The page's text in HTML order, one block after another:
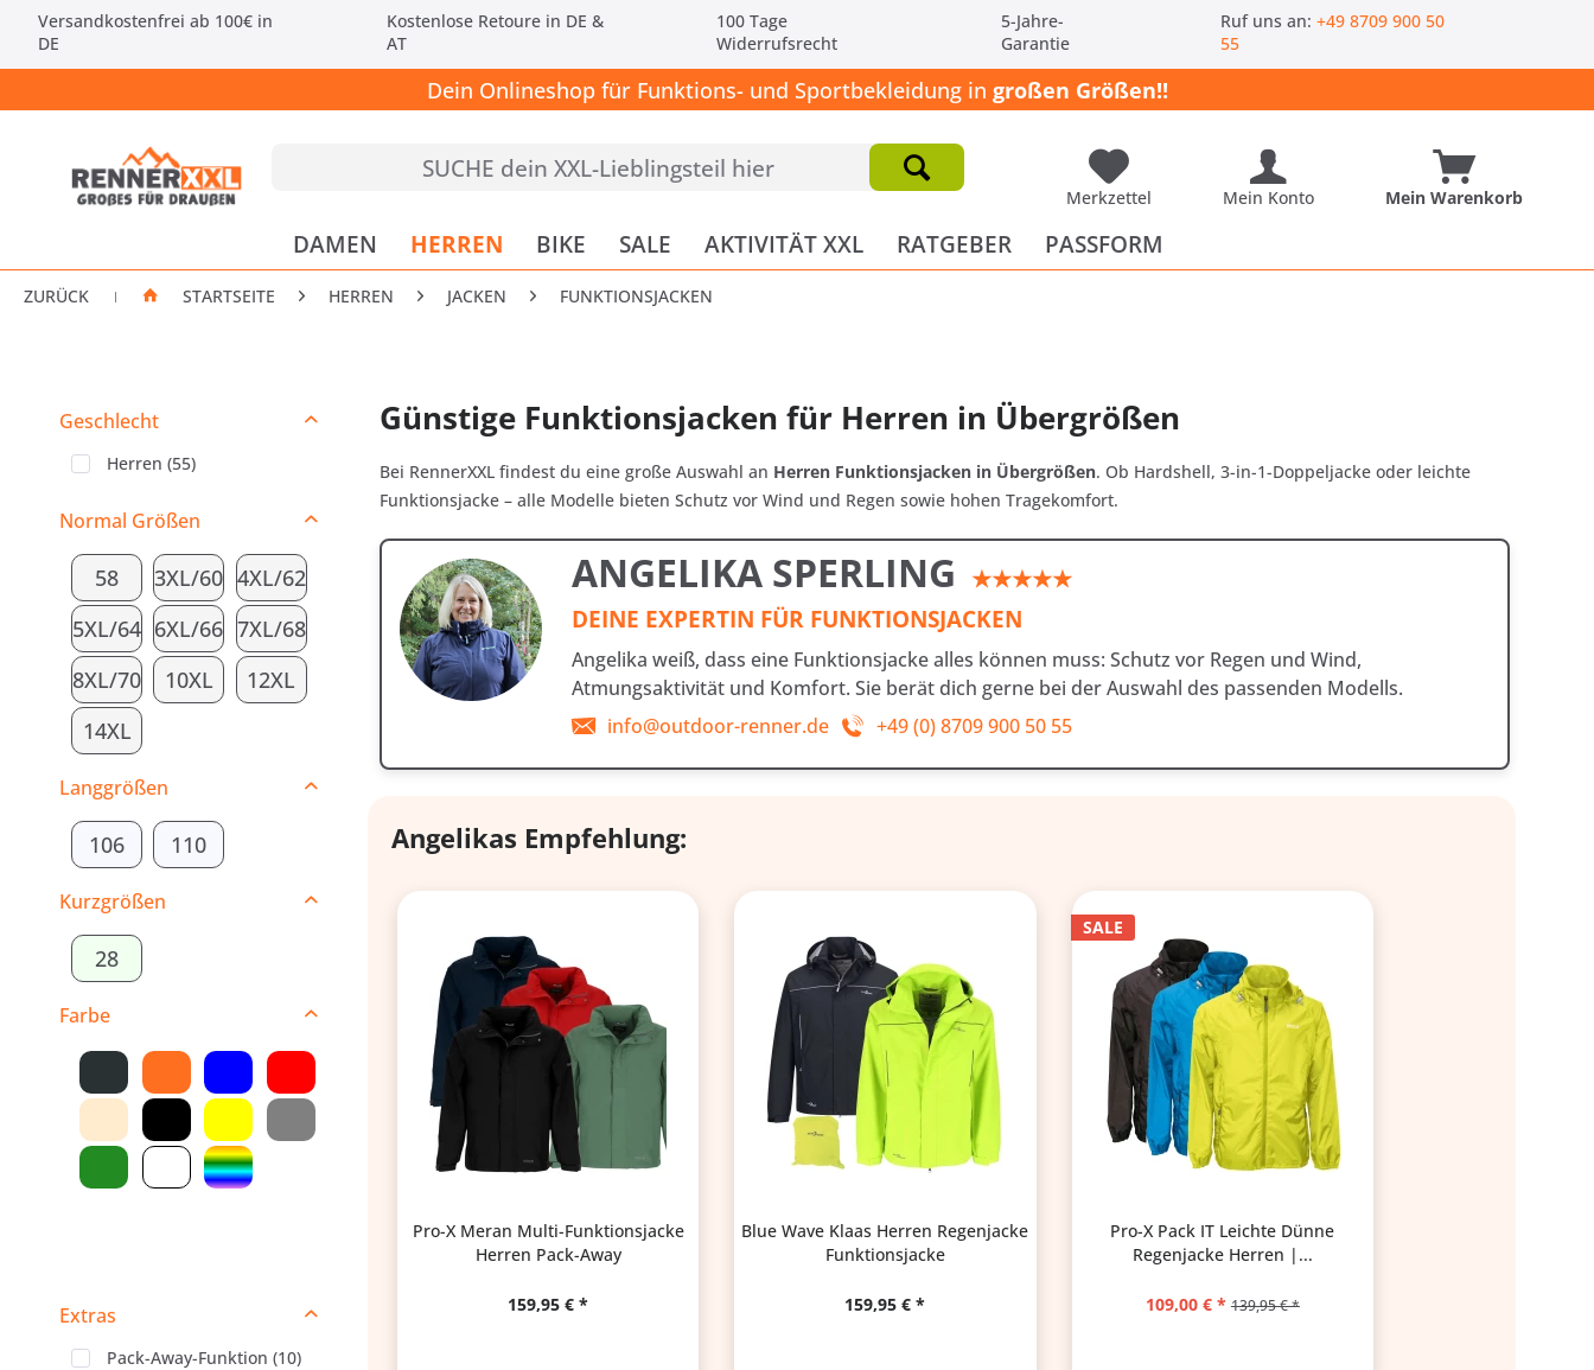
Versandkostenfrei ab 100€ in
DE
Kostenlose Retoure in DE &
AT
100 Tage
Widerrufsrecht
5-Jahre-
Garantie
Ruf uns an:+49 8709 900 50
55
Dein Onlineshop für Funktions- und Sportbekleidung in großen Größen!!
Merkzettel Mein Konto Mein Warenkorb
DAMEN HERREN BIKE SALE AKTIVITÄT XXL RATGEBER PASSFORM
ZURÜCK | STARTSEITE HERREN JACKEN FUNKTIONSJACKEN
Geschlecht
Herren (55)
Normal Größen
58 3XL/60 4XL/62
5XL/64 6XL/66 7XL/68
8XL/70
10XL
12XL
14XL
Langgrößen
106 110
Kurzgrößen
28
Farbe
Extras
Pack-Away-Funktion (10)
Günstige Funktionsjacken für Herren in Übergrößen
Bei RennerXXL findest du eine große Auswahl an Herren Funktionsjacken in Übergrößen. Ob Hardshell, 3-in-1-Doppeljacke oder leichte
Funktionsjacke – alle Modelle bieten Schutz vor Wind und Regen sowie hohen Tragekomfort.
ANGELIKA SPERLING ★★★★★
DEINE EXPERTIN FÜR FUNKTIONSJACKEN
Angelika weiß, dass eine Funktionsjacke alles können muss: Schutz vor Regen und Wind,
Atmungsaktivität und Komfort. Sie berät dich gerne bei der Auswahl des passenden Modells.
info@outdoor-renner.de
+49 (0) 8709 900 50 55
Angelikas Empfehlung:
Pro-X Meran Multi-Funktionsjacke
Herren Pack-Away
159,95 € *
Blue Wave Klaas Herren Regenjacke
Funktionsjacke
159,95 € *
SALE
Pro-X Pack IT Leichte Dünne
Regenjacke Herren |...
109,00 € * 139,95 € *